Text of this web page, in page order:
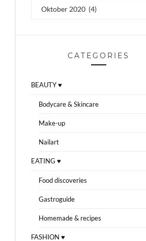
CATEGORIES
BEAUTY ♥
Bodycare & Skincare
Make-up
Nailart
EATING ♥
Food discoveries
Gastroguide
Homemade & recipes
FASHION ♥